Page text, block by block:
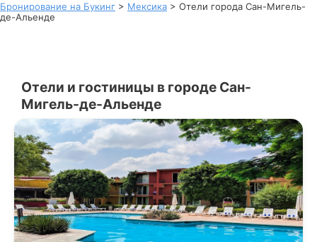
Бронирование на Букинг > Мексика > Отели города Сан-Мигель-
де-Альенде
Отели и гостиницы в городе Сан-
Мигель-де-Альенде